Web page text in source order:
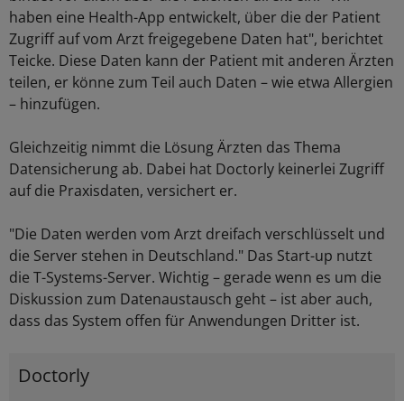
haben eine Health-App entwickelt, über die der Patient
Zugriff auf vom Arzt freigegebene Daten hat", berichtet
Teicke. Diese Daten kann der Patient mit anderen Ärzten
teilen, er könne zum Teil auch Daten – wie etwa Allergien
– hinzufügen.
Gleichzeitig nimmt die Lösung Ärzten das Thema
Datensicherung ab. Dabei hat Doctorly keinerlei Zugriff
auf die Praxisdaten, versichert er.
"Die Daten werden vom Arzt dreifach verschlüsselt und
die Server stehen in Deutschland." Das Start-up nutzt
die T-Systems-Server. Wichtig – gerade wenn es um die
Diskussion zum Datenaustausch geht – ist aber auch,
dass das System offen für Anwendungen Dritter ist.
Doctorly